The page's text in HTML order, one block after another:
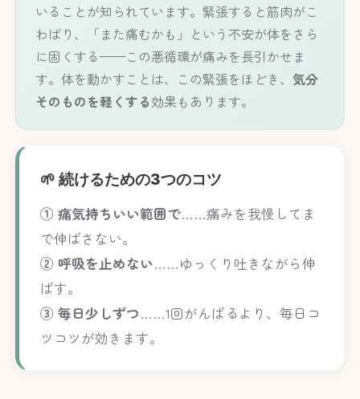
いることが知られています。緊張すると筋肉がこ
わばり、「また痛むかも」という不安が体をさら
に固くする——この悪循環が痛みを長引かせま
す。体を動かすことは、この緊張をほどき、気分
そのものを軽くする効果もあります。
🌱 続けるための3つのコツ
① 痛気持ちいい範囲で……痛みを我慢してま
で伸ばさない。
② 呼吸を止めない……ゆっくり吐きながら伸
ばす。
③ 毎日少しずつ……1回がんばるより、毎日コ
ツコツが効きます。